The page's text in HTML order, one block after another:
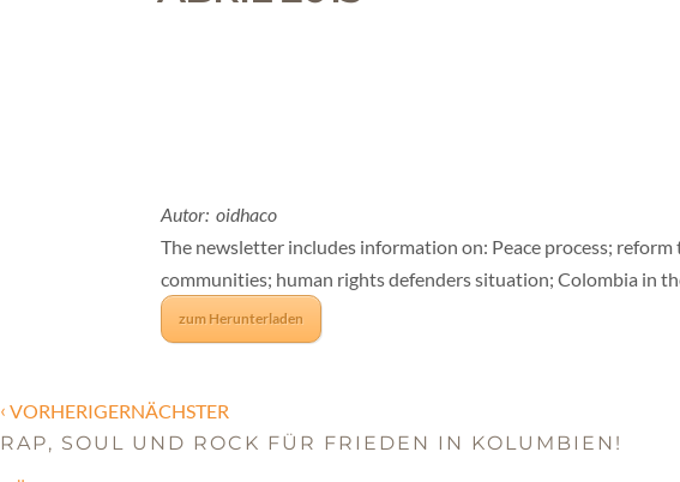
Autor: oidhaco
The newsletter includes information on: Peace process;
communities; human rights defenders situation; Colombia in
zum Herunterladen
‹ VORHERIGERNÄCHSTER
RAP, SOUL UND ROCK FÜR FRIEDEN IN KOLUMBIEN!